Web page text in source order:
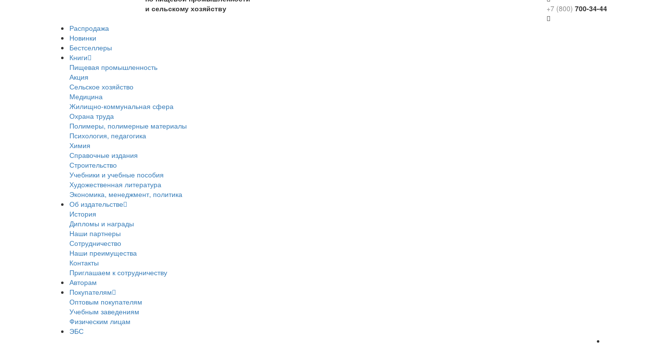
и сельскому хозяйству
+7 (800) 700-34-44
Распродажа
Новинки
Бестселлеры
Книги
Пищевая промышленность
Акция
Сельское хозяйство
Медицина
Жилищно-коммунальная сфера
Охрана труда
Полимеры, полимерные материалы
Психология, педагогика
Химия
Справочные издания
Строительство
Учебники и учебные пособия
Художественная литература
Экономика, менеджмент, политика
Об издательстве
История
Дипломы и награды
Наши партнеры
Сотрудничество
Наши преимущества
Контакты
Приглашаем к сотрудничеству
Авторам
Покупателям
Оптовым покупателям
Учебным заведениям
Физическим лицам
ЭБС